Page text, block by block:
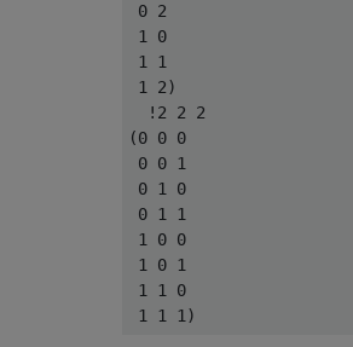
...
X..
...
...
X..
..X
...
X..
.X.
0 2
1 0
1 1
1 2)
  !2 2 2
(0 0 0
0 0 1
0 1 0
0 1 1
1 0 0
1 0 1
1 1 0